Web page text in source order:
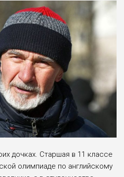
дочках. Старшая в 11 классе
олимпиаде по английскому